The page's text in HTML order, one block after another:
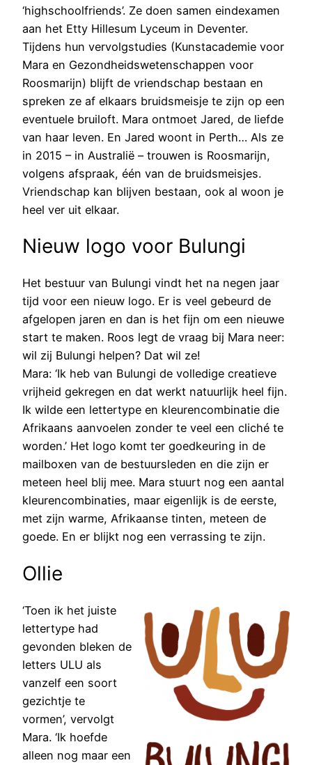
‘highschoolfriends’. Ze doen samen eindexamen
aan het Etty Hillesum Lyceum in Deventer.
Tijdens hun vervolgstudies (Kunstacademie voor
Mara en Gezondheidswetenschappen voor
Roosmarijn) blijft de vriendschap bestaan en
spreken ze af elkaars bruidsmeisje te zijn op een
eventuele bruiloft. Mara ontmoet Jared, de liefde
van haar leven. En Jared woont in Perth… Als ze
in 2015 – in Australië – trouwen is Roosmarijn,
volgens afspraak, één van de bruidsmeisjes.
Vriendschap kan blijven bestaan, ook al woon je
heel ver uit elkaar.
Nieuw logo voor Bulungi
Het bestuur van Bulungi vindt het na negen jaar
tijd voor een nieuw logo. Er is veel gebeurd de
afgelopen jaren en dan is het fijn om een nieuwe
start te maken. Roos legt de vraag bij Mara neer:
wil zij Bulungi helpen? Dat wil ze!
Mara: ‘Ik heb van Bulungi de volledige creatieve
vrijheid gekregen en dat werkt natuurlijk heel fijn.
Ik wilde een lettertype en kleurencombinatie die
Afrikaans aanvoelen zonder te veel een cliché te
worden.’ Het logo komt ter goedkeuring in de
mailboxen van de bestuursleden en die zijn er
meteen heel blij mee. Mara stuurt nog een aantal
kleurencombinaties, maar eigenlijk is de eerste,
met zijn warme, Afrikaanse tinten, meteen de
goede. En er blijkt nog een verrassing te zijn.
Ollie
‘Toen ik het juiste
lettertype had
gevonden bleken de
letters ULU als
vanzelf een soort
gezichtje te
vormen’, vervolgt
Mara. ‘Ik hoefde
alleen nog maar een